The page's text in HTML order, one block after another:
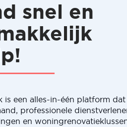
snel en
is een alles-in-één platform
professionele
en